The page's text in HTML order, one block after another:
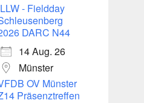
- Fieldday
DARC N44
14 Aug. 26
Münster
OV Münster
Präsenztreffen